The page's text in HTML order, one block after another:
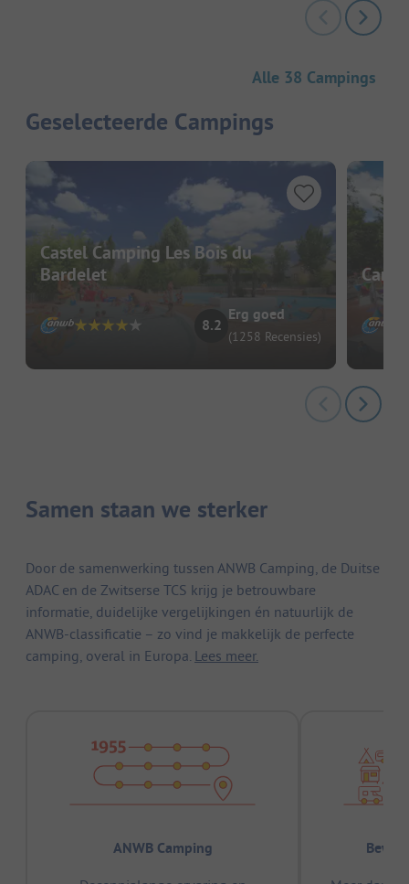
Alle 38 Campings
Geselecteerde Campings
Castel Camping Les Bois du
Bardelet
8.2
Erg goed
(1258 Recensies)
Samen staan we sterker
Door de samenwerking tussen ANWB Camping, de Duitse
ADAC en de Zwitserse TCS krijg je betrouwbare
informatie, duidelijke vergelijkingen én natuurlijk de
ANWB-classificatie – zo vind je makkelijk de perfecte
camping, overal in Europa. Lees meer.
ANWB Camping